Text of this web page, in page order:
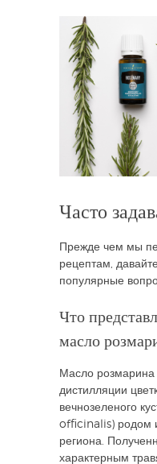
Часто
Прежде чем мы
рецептам,
популярные
Что
масло
Масло розмарина
дистилляции
вечнозеленого
officinalis) родом
региона.
характерным